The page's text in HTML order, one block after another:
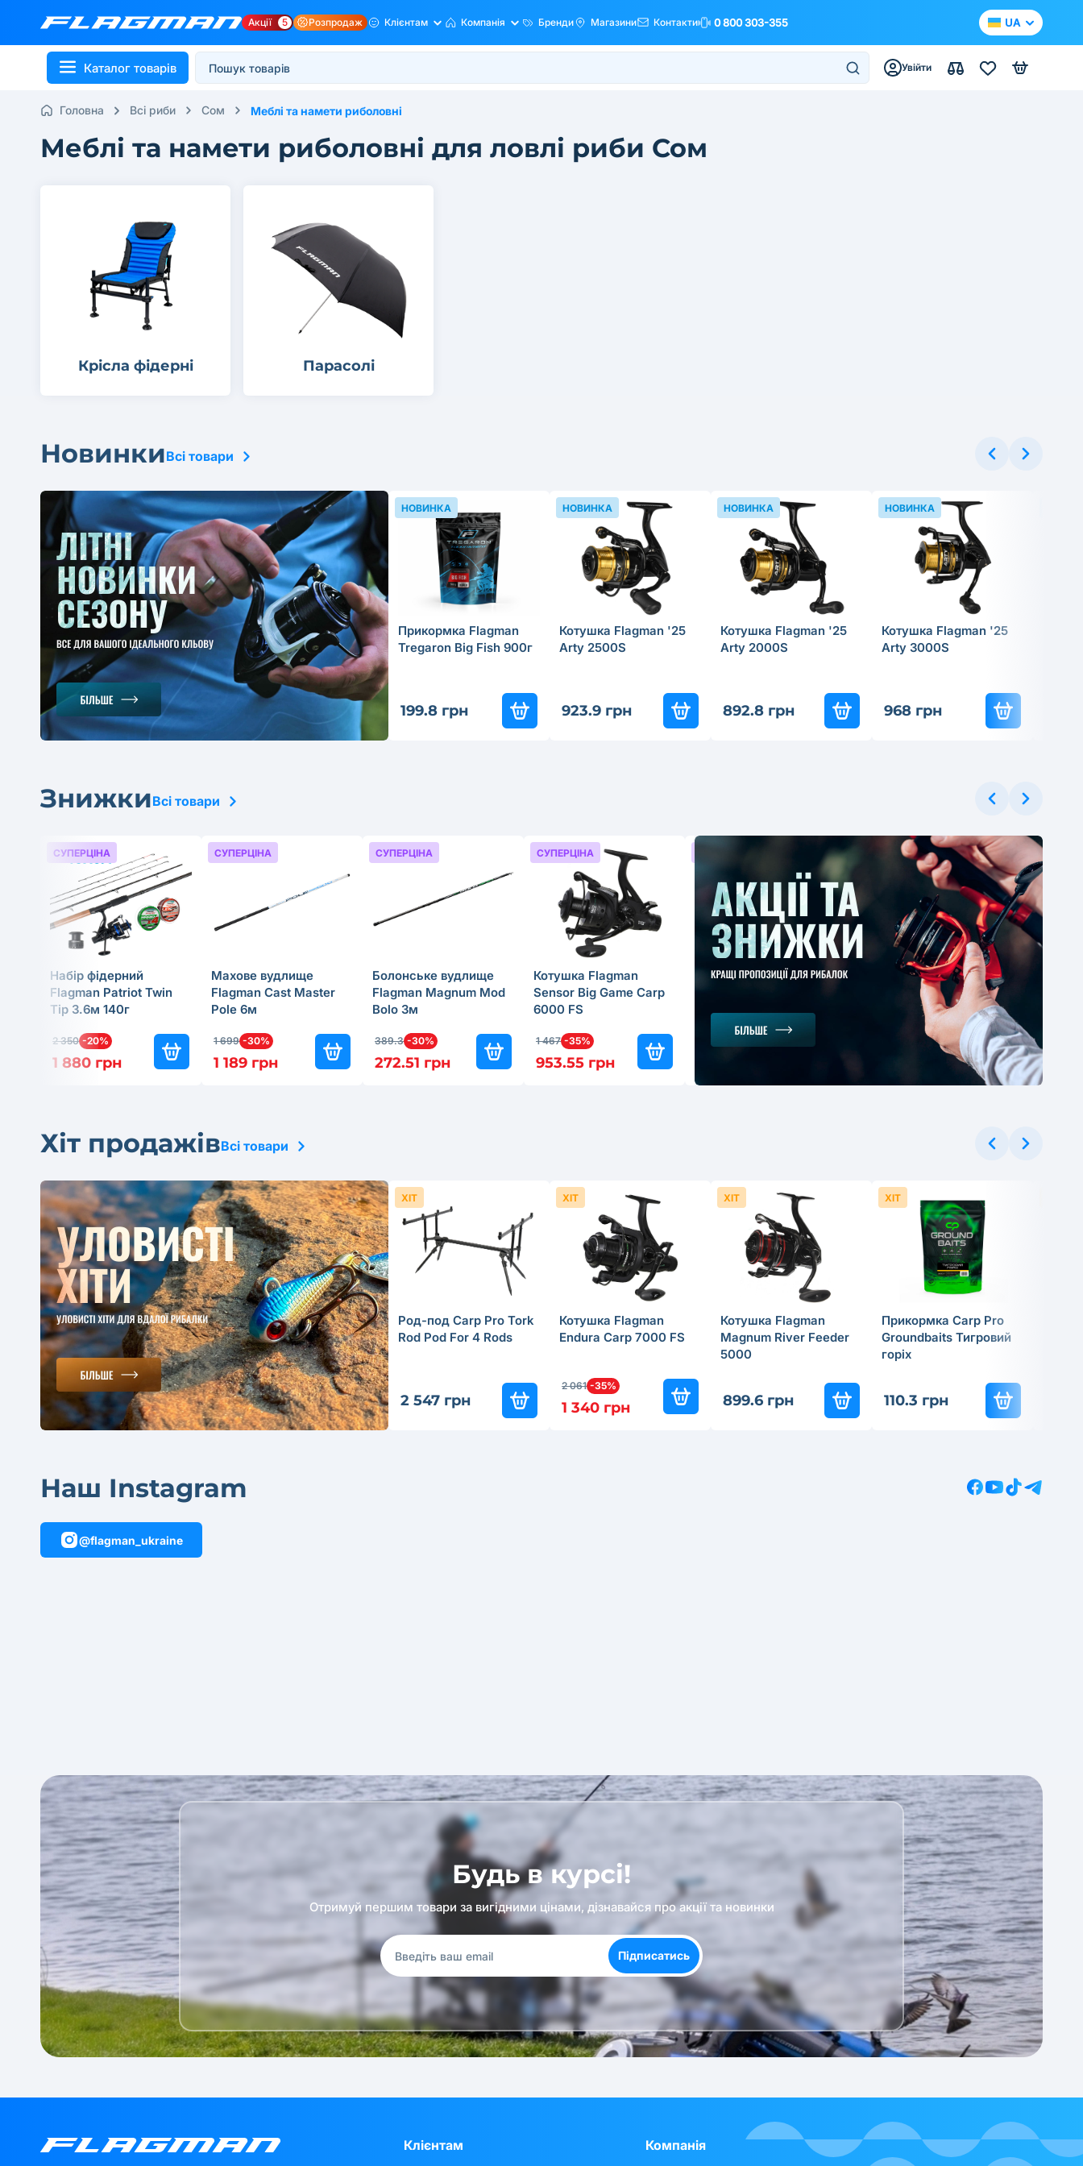
Акції 5 Розпродаж Клієнтам Компанія Бренди Магазини Контакти 0 800 303-355 UA
Каталог товарів Увійти
Головна Всі риби Сом Меблі та намети риболовні
Меблі та намети риболовні для ловлі риби Сом
Крісла фідерні Парасолі
НовинкиВсі товари
Прикормка Flagman
Tregaron Big Fish 900г
199.8 грн
НОВИНКА
Котушка Flagman '25
Arty 2500S
923.9 грн
НОВИНКА
Котушка Flagman '25
Arty 2000S
892.8 грн
НОВИНКА
Котушка Flagman '25
Arty 3000S
968 грн
НОВИНКА
ЗнижкиВсі товари
Фідерне вудлище
Flagman Magnum Carp
Feeder 3.6м 130г
СУПЕРЦІНА
Котушка Flagman
Sensor Big Game Carp
6000 FS
1 467 -35%
953.55 грн
СУПЕРЦІНА
Болонське вудлище
Flagman Magnum Mod
Bolo 3м
389.3 -30%
272.51 грн
СУПЕРЦІНА
Махове вудлище
Flagman Cast Master
Pole 6м
1 699 -30%
1 189 грн
СУПЕРЦІНА
Набір фідерний
Flagman Patriot Twin
Tip 3.6м 140г
2 350 -20%
1 880 грн
СУПЕРЦІНА
Хіт продажівВсі товари
Род-под Carp Pro Tork
Rod Pod For 4 Rods
2 547 грн
ХІТ
Котушка Flagman
Endura Carp 7000 FS
2 061 -35%
1 340 грн
ХІТ
Котушка Flagman
Magnum River Feeder
5000
899.6 грн
ХІТ
Прикормка Carp Pro
Groundbaits Тигровий
горiх
110.3 грн
ХІТ
Наш Instagram
@flagman_ukraine
Будь в курсі!
Отримуй першим товари за вигідними цінами, дізнавайся про акції та новинки
Підписатись
Клієнтам Компанія